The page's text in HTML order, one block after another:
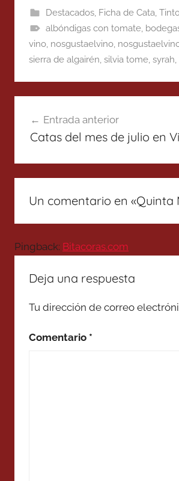
Destacados, Ficha de Cata
albóndigas con tomate,
vino nosgustaelvino
sierra de algairén silvia tome syrah
de
Entrada anterior
Catas del mes de julio en
Un comentario en «Quinta
Pingback: Bitacoras.com
Deja una respuesta
Tu dirección de correo
Comentario *